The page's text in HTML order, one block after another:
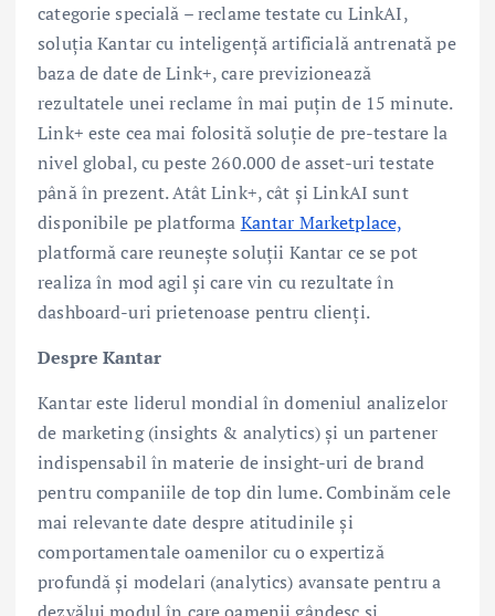
categorie specială – reclame testate cu LinkAI,
soluția Kantar cu inteligență artificială antrenată pe
baza de date de Link+, care previzionează
rezultatele unei reclame în mai puțin de 15 minute.
Link+ este cea mai folosită soluție de pre-testare la
nivel global, cu peste 260.000 de asset-uri testate
până în prezent. Atât Link+, cât și LinkAI sunt
disponibile pe platforma Kantar Marketplace,
platformă care reunește soluții Kantar ce se pot
realiza în mod agil și care vin cu rezultate în
dashboard-uri prietenoase pentru clienți.
Despre Kantar
Kantar este liderul mondial în domeniul analizelor
de marketing (insights & analytics) și un partener
indispensabil în materie de insight-uri de brand
pentru companiile de top din lume. Combinăm cele
mai relevante date despre atitudinile și
comportamentale oamenilor cu o expertiză
profundă și modelari (analytics) avansate pentru a